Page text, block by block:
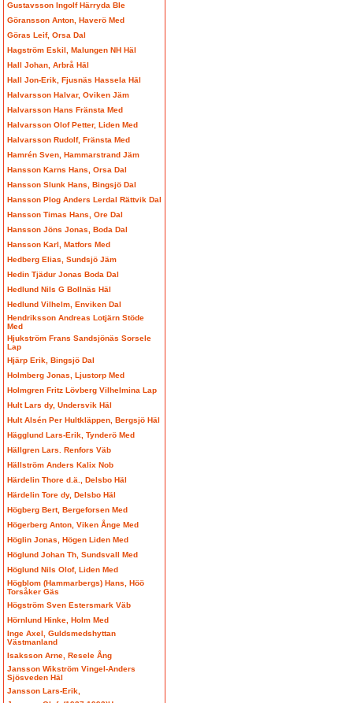
Gustavsson Ingolf Härryda Ble
Göransson Anton, Haverö Med
Göras Leif, Orsa Dal
Hagström Eskil, Malungen NH Häl
Hall Johan, Arbrå Häl
Hall Jon-Erik, Fjusnäs Hassela Häl
Halvarsson Halvar, Oviken Jäm
Halvarsson Hans Fränsta Med
Halvarsson Olof Petter, Liden Med
Halvarsson Rudolf, Fränsta Med
Hamrén Sven, Hammarstrand Jäm
Hansson Karns Hans, Orsa Dal
Hansson Slunk Hans, Bingsjö Dal
Hansson Plog Anders Lerdal Rättvik Dal
Hansson Timas Hans, Ore Dal
Hansson Jöns Jonas, Boda Dal
Hansson Karl, Matfors Med
Hedberg Elias, Sundsjö Jäm
Hedin Tjädur Jonas Boda Dal
Hedlund Nils G Bollnäs Häl
Hedlund Vilhelm, Enviken Dal
Hendriksson Andreas Lotjärn Stöde
Med
Hjukström Frans Sandsjönäs Sorsele
Lap
Hjärp Erik, Bingsjö Dal
Holmberg Jonas, Ljustorp Med
Holmgren Fritz Lövberg Vilhelmina Lap
Hult Lars dy, Undersvik Häl
Hult Alsén Per Hultkläppen, Bergsjö Häl
Hägglund Lars-Erik, Tynderö Med
Hällgren Lars. Renfors Väb
Hällström Anders Kalix Nob
Härdelin Thore d.ä., Delsbo Häl
Härdelin Tore dy, Delsbo Häl
Högberg Bert, Bergeforsen Med
Högerberg Anton, Viken Ånge Med
Höglin Jonas, Högen Liden Med
Höglund Johan Th, Sundsvall Med
Höglund Nils Olof, Liden Med
Högblom (Hammarbergs) Hans, Höö
Torsåker Gäs
Högström Sven Estersmark Väb
Hörnlund Hinke, Holm Med
Inge Axel, Guldsmedshyttan
Västmanland
Isaksson Arne, Resele Ång
Jansson Wikström Vingel-Anders
Sjösveden Häl
Jansson Lars-Erik,